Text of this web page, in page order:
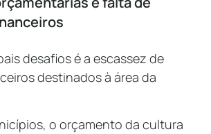
desafios é a escassez de
destinados à área da
o orçamento da cultura